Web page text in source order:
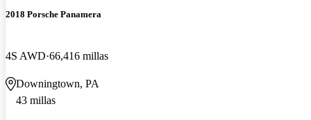
2018 Porsche Panamera
4S AWD 66,416 millas
Downingtown, PA
43 millas